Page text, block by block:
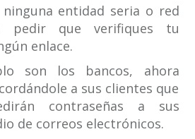
entidad seria o red
que verifiques tu
enlace.
son los bancos, ahora
a sus clientes que
contraseñas a sus
de correos electrónicos.